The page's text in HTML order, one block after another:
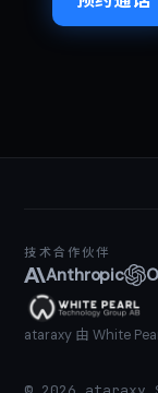
技术合作伙伴
Anthropic
ataraxy 由 White